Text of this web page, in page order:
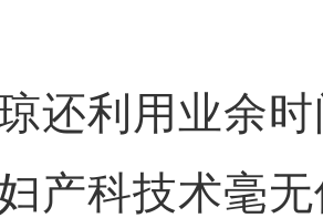
利用业余时
产科技术毫